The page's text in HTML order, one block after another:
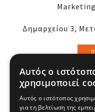
Δημαρχείου 3,
Αυτός ο
χρησιμοποιεί
Αυτός ο ιστότοπος
για τη βελτίωση της